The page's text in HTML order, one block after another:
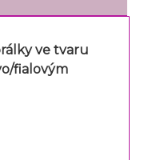
ve tvaru
fialovým